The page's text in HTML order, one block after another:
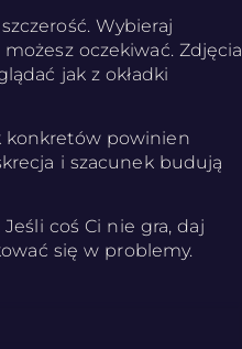
Wybieraj
oczekiwać. Zdjęcia
jak z okładki
konkretów powinien
i szacunek budują
coś Ci nie gra, daj
się w problemy.